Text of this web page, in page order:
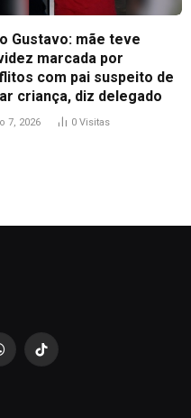
Gustavo: mãe teve
marcada por
com pai suspeito de
criança, diz delegado
7, 2026 0 Visitas
TikTok